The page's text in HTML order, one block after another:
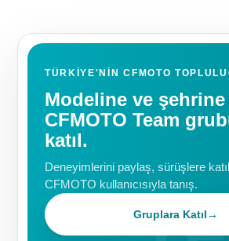
TÜRKIYE'NIN CFMOTO
Modeline ve
CFMOTO Team
katıl.
Deneyimlerini paylaş, sürüşlere
CFMOTO kullanıcısıyla tanış.
Gruplara Katıl→